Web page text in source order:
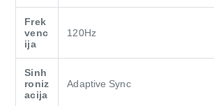
Frek
venc
ija
120Hz
Sinh
roniz
acija
Adaptive Sync